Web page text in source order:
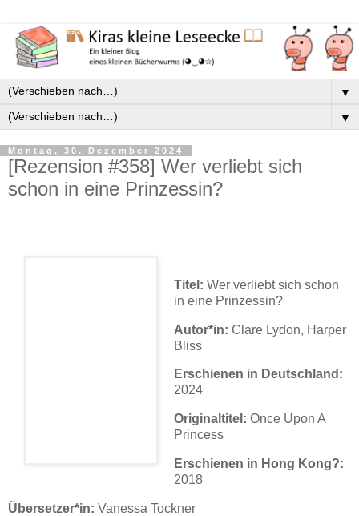
▼
▼
Montag, 30. Dezember 2024
[Rezension #358] Wer verliebt sich
schon in eine Prinzessin?
Titel: Wer verliebt sich schon
in eine Prinzessin?
Autor*in: Clare Lydon, Harper
Bliss
Erschienen in Deutschland:
2024
Originaltitel: Once Upon A
Princess
Erschienen in Hong Kong?:
2018
Übersetzer*in: Vanessa Tockner